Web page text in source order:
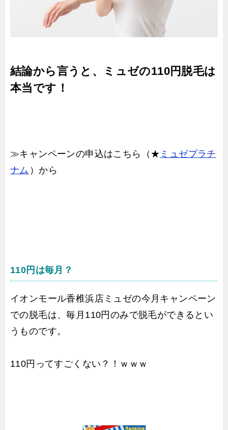
結論から言うと、ミュゼの110円脱毛は
本当です！
≫キャンペーンの申込はこちら（★ ミュゼプラチ
ナム ）から
110円は毎月？
イオンモール香椎浜店ミュゼの今月キャンペーン
での脱毛は、毎月110円のみで脱毛ができるとい
うものです。
110円ってすごくない？！ｗｗｗ